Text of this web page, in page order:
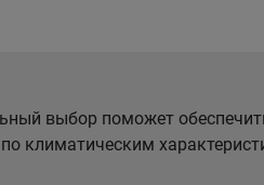
выбор поможет
климатическим